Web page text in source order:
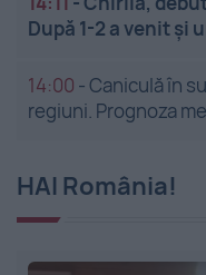
După 1-2 a venit și
14:00 -Caniculă în
regiuni. Prognoza
HAI România!